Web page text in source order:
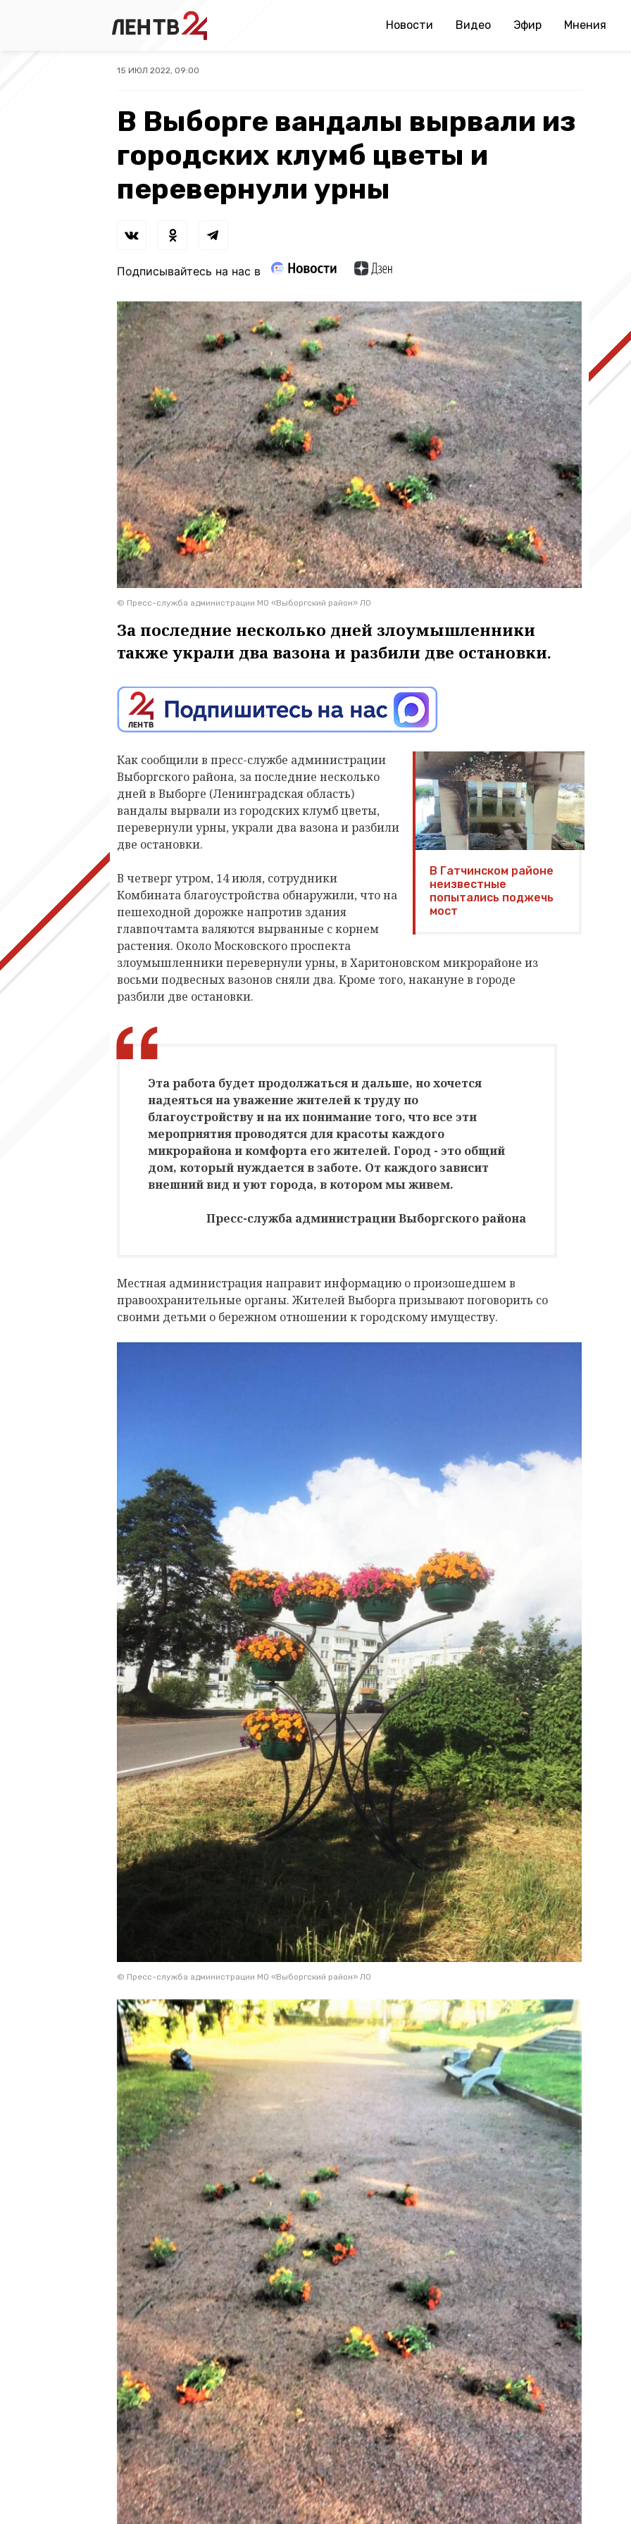
Новости Видео Эфир Мнения
15 ИЮЛ 2022, 09:00
В Выборге вандалы вырвали из
городских клумб цветы и
перевернули урны
Подписывайтесь на нас в
© Пресс-служба администрации МО «Выборгский район» ЛО
За последние несколько дней злоумышленники
также украли два вазона и разбили две остановки.
В Гатчинском районе
неизвестные
попытались поджечь
мост
Как сообщили в пресс-службе администрации
Выборгского района, за последние несколько
дней в Выборге (Ленинградская область)
вандалы вырвали из городских клумб цветы,
перевернули урны, украли два вазона и разбили
две остановки.
В четверг утром, 14 июля, сотрудники
Комбината благоустройства обнаружили, что на
пешеходной дорожке напротив здания
главпочтамта валяются вырванные с корнем
растения. Около Московского проспекта
злоумышленники перевернули урны, в Харитоновском микрорайоне из
восьми подвесных вазонов сняли два. Кроме того, накануне в городе
разбили две остановки.
Эта работа будет продолжаться и дальше, но хочется
надеяться на уважение жителей к труду по
благоустройству и на их понимание того, что все эти
мероприятия проводятся для красоты каждого
микрорайона и комфорта его жителей. Город - это общий
дом, который нуждается в заботе. От каждого зависит
внешний вид и уют города, в котором мы живем.
Пресс-служба администрации Выборгского района
Местная администрация направит информацию о произошедшем в
правоохранительные органы. Жителей Выборга призывают поговорить со
своими детьми о бережном отношении к городскому имуществу.
© Пресс-служба администрации МО «Выборгский район» ЛО